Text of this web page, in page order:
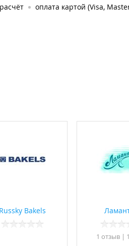
оплата картой (Visa,
Russky Bakels
1 отзыв |